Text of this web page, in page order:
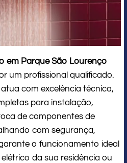
em Parque São Lourenço
um profissional qualificado.
atua com excelência técnica,
para instalação,
de componentes de
com segurança,
o funcionamento ideal
da sua residência ou